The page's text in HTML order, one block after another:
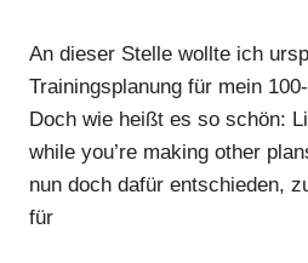
An dieser Stelle wollte ich
Trainingsplanung für mein
Doch wie heißt es so schön:
while you’re making other
nun doch dafür entschieden,
für